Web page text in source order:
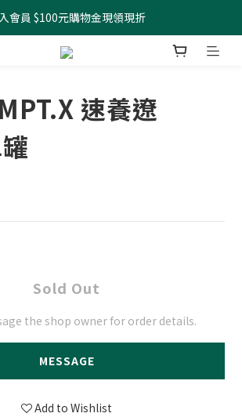
全館滿499元起 宅配免運
會員 $100元購物金現領現折
全館滿499元起 宅配免運
速養遼
Sold Out
the shop owner for order details.
MESSAGE
Add to Wishlist